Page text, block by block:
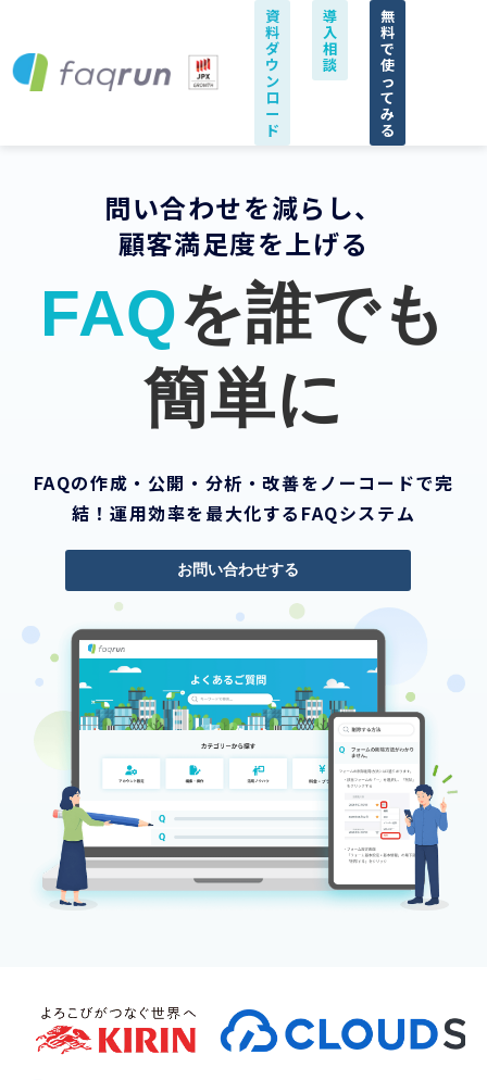
資
料
ダ
ウ
ン
ロ
ー
ド
導
入
相
談
無
料
で
使
っ
て
み
る
問い合わせを減らし、
顧客満足度を上げる
FAQを誰でも
簡単に
FAQの作成・公開・分析・改善をノーコードで完
結！運用効率を最大化するFAQシステム
お問い合わせする